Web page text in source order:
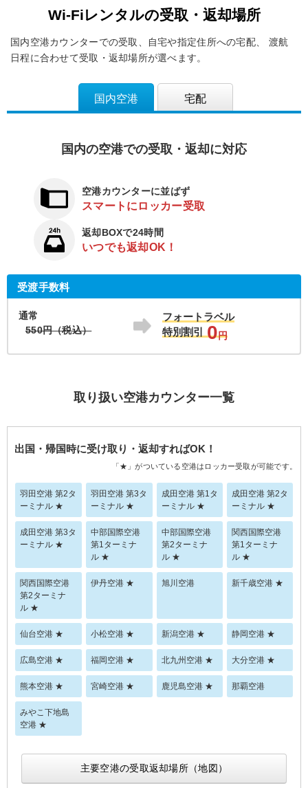
Wi-Fiレンタルの受取・返却場所
国内空港カウンターでの受取、自宅や指定住所への宅配、
渡航
日程に合わせて受取・返却場所が選べます。
国内空港 宅配
国内の空港での受取・返却に対応
空港カウンターに並ばず
スマートにロッカー受取
返却BOXで24時間
いつでも返却OK！
受渡手数料
通常
550円（税込）
フォートラベル
特別割引
0円
取り扱い空港カウンター一覧
出国・帰国時に受け取り・返却すればOK！
「★」がついている空港はロッカー受取が可能です。
羽田空港 第2タ
ーミナル ★
羽田空港 第3タ
ーミナル ★
成田空港 第1タ
ーミナル ★
成田空港 第2タ
ーミナル ★
成田空港 第3タ
ーミナル ★
中部国際空港
第1ターミナ
ル ★
中部国際空港
第2ターミナ
ル ★
関西国際空港
第1ターミナ
ル ★
関西国際空港
第2ターミナ
ル ★
伊丹空港 ★ 旭川空港 新千歳空港 ★
仙台空港 ★ 小松空港 ★ 新潟空港 ★ 静岡空港 ★
広島空港 ★ 福岡空港 ★ 北九州空港 ★ 大分空港 ★
熊本空港 ★ 宮崎空港 ★ 鹿児島空港 ★ 那覇空港
みやこ下地島
空港 ★
主要空港の受取返却場所（地図）